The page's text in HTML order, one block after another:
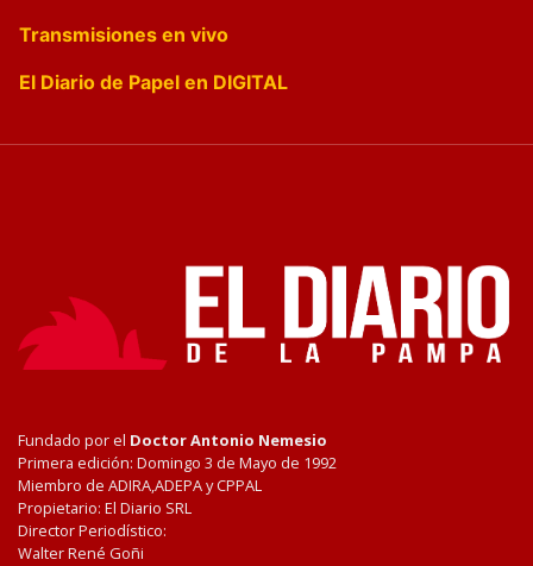
Transmisiones en vivo
El Diario de Papel en DIGITAL
Fundado por el Doctor Antonio Nemesio
Primera edición: Domingo 3 de Mayo de 1992
Miembro de ADIRA,ADEPA y CPPAL
Propietario: El Diario SRL
Director Periodístico:
Walter René Goñi